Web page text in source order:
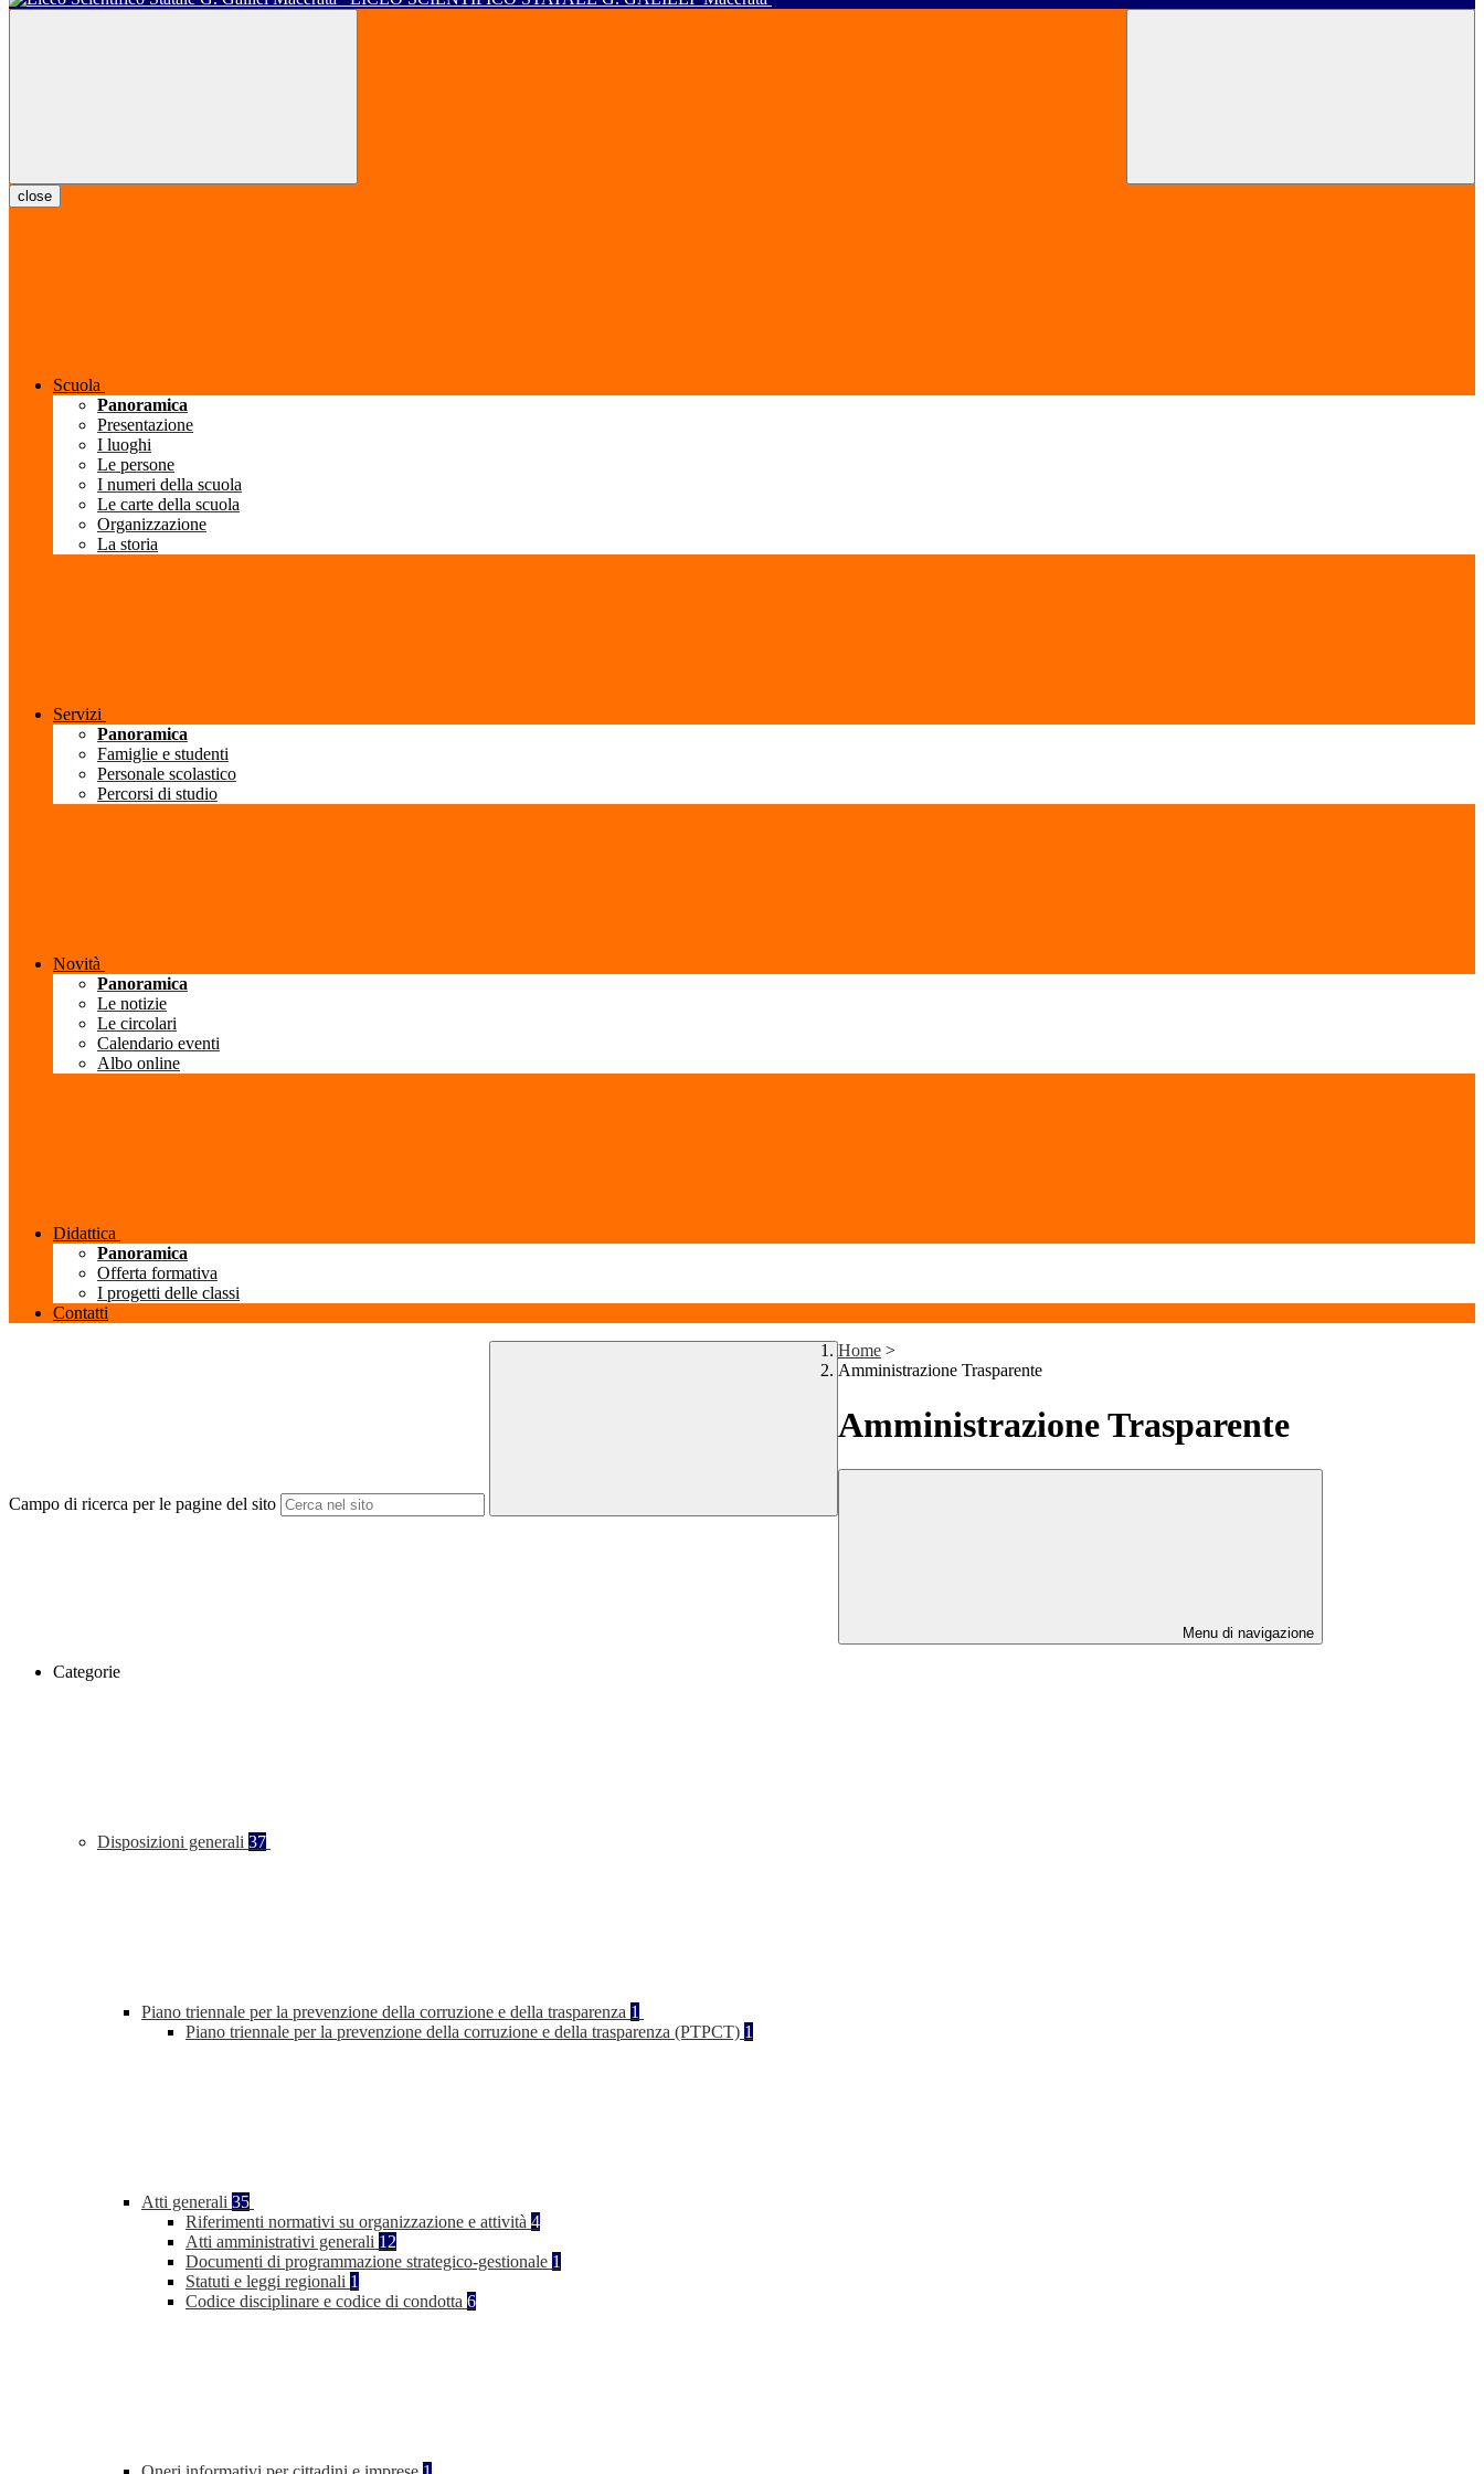
close
Scuola
Panoramica
Presentazione
I luoghi
Le persone
I numeri della scuola
Le carte della scuola
Organizzazione
La storia
Servizi
Panoramica
Famiglie e studenti
Personale scolastico
Percorsi di studio
Novità
Panoramica
Le notizie
Le circolari
Calendario eventi
Albo online
Didattica
Panoramica
Offerta formativa
I progetti delle classi
Contatti
Campo di ricerca per le pagine del sito
Home >
Amministrazione Trasparente
Amministrazione Trasparente
Menu di navigazione
Categorie
Disposizioni generali 37
Piano triennale per la prevenzione della corruzione e della trasparenza 1
Piano triennale per la prevenzione della corruzione e della trasparenza (PTPCT) 1
Atti generali 35
Riferimenti normativi su organizzazione e attività 4
Atti amministrativi generali 12
Documenti di programmazione strategico-gestionale 1
Statuti e leggi regionali 1
Codice disciplinare e codice di condotta 6